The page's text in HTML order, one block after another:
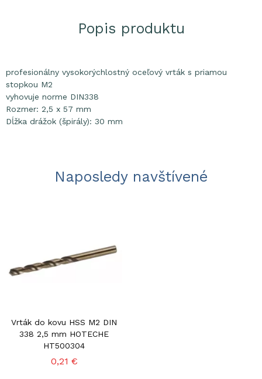
Popis produktu
profesionálny vysokorýchlostný oceľový vrták s priamou
stopkou M2
vyhovuje norme DIN338
Rozmer: 2,5 x 57 mm
Dĺžka drážok (špirály): 30 mm
Naposledy navštívené
Vrták do kovu HSS M2 DIN
338 2,5 mm HOTECHE
HT500304
0,21 €